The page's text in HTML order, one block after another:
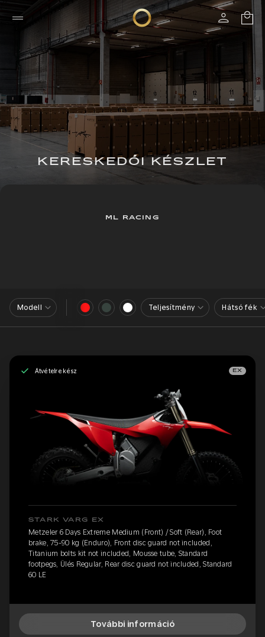
KERESKEDŐI KÉSZLET
ML RACING
Modell Teljesítmény Hátsó fék
Átvételre kész EX
STARK VARG EX
Metzeler 6 Days Extreme Medium (Front) / Soft (Rear), Foot
brake, 75-90 kg (Enduro), Front disc guard not included,
Titanium bolts kit not included, Mousse tube, Standard
footpegs, Ülés Regular, Rear disc guard not included, Standard
60 LE
További információ